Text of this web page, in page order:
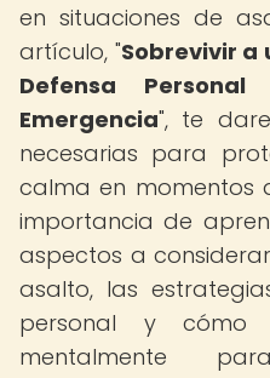
en situaciones de
artículo, "Sobrevivir a
Defensa
Emergencia", te
necesarias para
calma en momentos
importancia de
aspectos a
asalto, las
personal y cómo
mentalmente